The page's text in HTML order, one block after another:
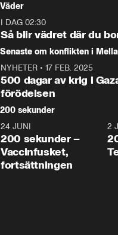
tonårsutvisningarna och hur
Moderaterna ska locka
väljare till valet i höst.
Väder
I DAG 02:30
Så blir vädret där du
Senaste om konflikten i
NYHETER • 17 FEB. 2025
500 dagar av krig i
förödelsen
200 sekunder
5:00
24 JUNI
200 sekunder –
Vaccinfusket,
fortsättningen
2